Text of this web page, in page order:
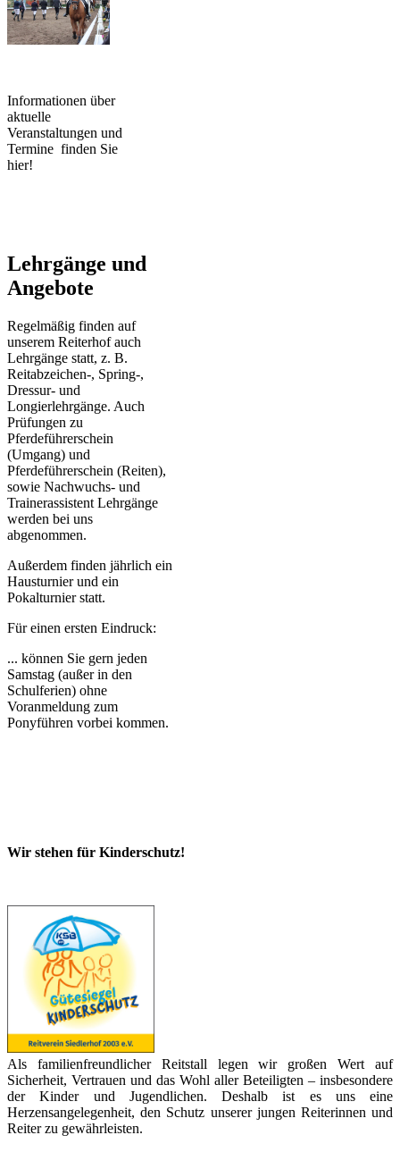
Informationen über
aktuelle
Veranstaltungen und
Termine finden Sie
hier!
Lehrgänge und
Angebote
Regelmäßig finden auf
unserem Reiterhof auch
Lehrgänge statt, z. B.
Reitabzeichen-, Spring-,
Dressur- und
Longierlehrgänge. Auch
Prüfungen zu
Pferdeführerschein
(Umgang) und
Pferdeführerschein (Reiten),
sowie Nachwuchs- und
Trainerassistent Lehrgänge
werden bei uns
abgenommen.
Außerdem finden jährlich ein
Hausturnier und ein
Pokalturnier statt.
Für einen ersten Eindruck:
... können Sie gern jeden
Samstag (außer in den
Schulferien) ohne
Voranmeldung zum
Ponyführen vorbei kommen.
Wir stehen für Kinderschutz!
Als familienfreundlicher Reitstall legen wir großen Wert auf
Sicherheit, Vertrauen und das Wohl aller Beteiligten – insbesondere
der Kinder und Jugendlichen. Deshalb ist es uns eine
Herzensangelegenheit, den Schutz unserer jungen Reiterinnen und
Reiter zu gewährleisten.